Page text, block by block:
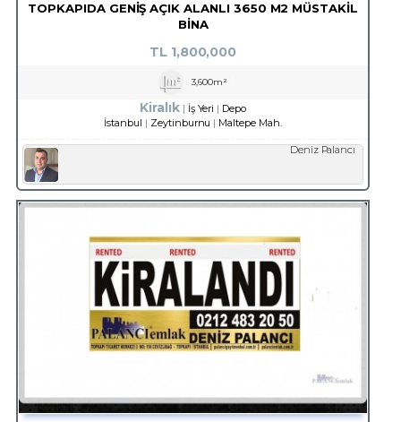
TOPKAPIDA GENİŞ AÇIK ALANLI 3650 M2 MÜSTAKİL
BİNA
TL1,800,000
3,600m²
Kiralık İş Yeri
Depo
İstanbul
Zeytinburnu Maltepe Mah.
Deniz Palancı